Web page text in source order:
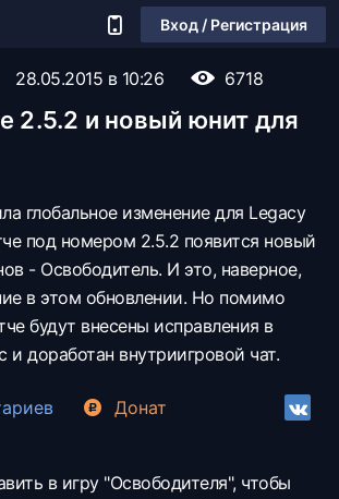
Вход / Регистрация
28.05.2015 в 10:26 6718
2.5.2 и новый юнит для
глобальное изменение для Legacy
под номером 2.5.2 появится новый
- Освободитель. И это, наверное,
в этом обновлении. Но помимо
будут внесены исправления в
и доработан внутриигровой чат.
Донат
в игру "Освободителя", чтобы